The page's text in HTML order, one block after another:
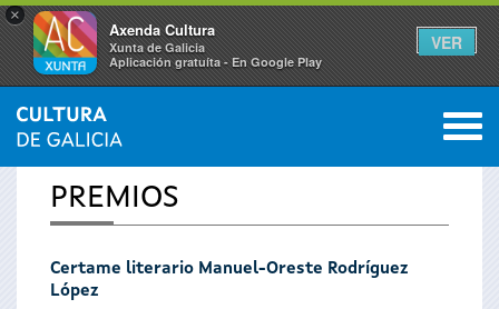
×
Axenda Cultura
Xunta de Galicia
Aplicación gratuíta - En Google Play
VER
Vostede
está
aquí
INICIO 0
PREMIOS
Certame literario Manuel-Oreste Rodríguez
López